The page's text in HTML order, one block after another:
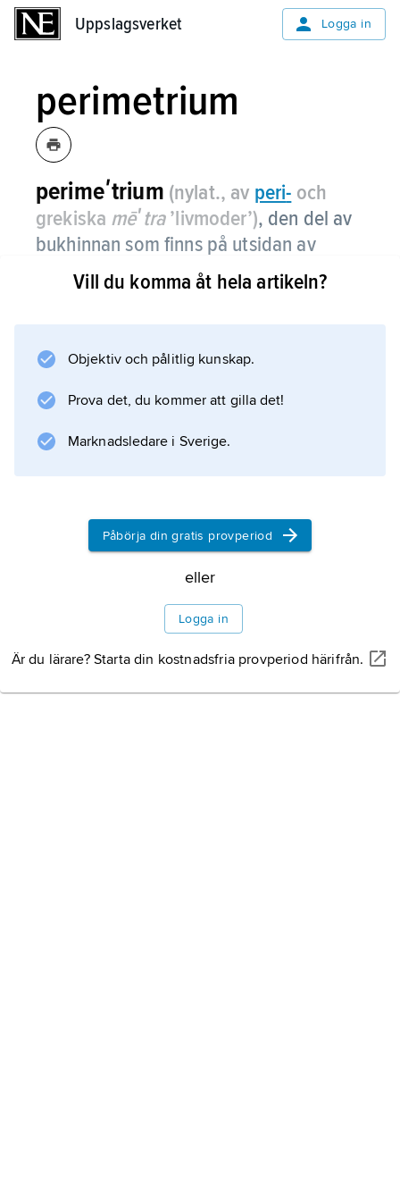
Uppslagsverket Logga in
perimetrium
perimeʹtrium (nylat., av peri- och
grekiska mēʹtra’livmoder’), den del av
bukhinnan som finns på utsidan av
livmodern.
Vill du komma åt hela artikeln?
Objektiv och pålitlig kunskap.
Prova det, du kommer att gilla det!
Marknadsledare i Sverige.
Påbörja din gratis provperiod
eller
Logga in
Är du lärare? Starta din kostnadsfria provperiod härifrån.